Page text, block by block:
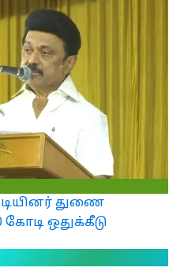
துணை
கோடி ஒதுக்கீடு